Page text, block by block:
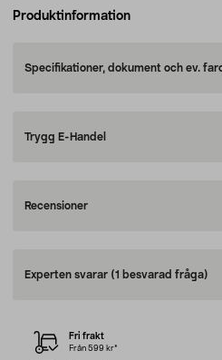
Produktinformation
Specifikationer, dokument och ev.
Trygg E-Handel
Recensioner
Experten svarar (1 besvarad fråga)
Fri frakt
Från 599 kr*